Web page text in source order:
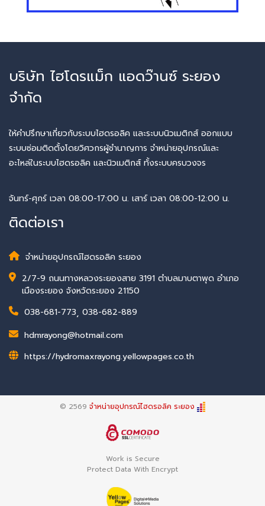
บริษัท ไฮโดรแม็ก แอดว๊านซ์ ระยอง
จำกัด
ให้คำปรึกษาเกี่ยวกับระบบไฮดรอลิค และระบบนิวเมติกส์ ออกแบบ
ระบบซ่อมติดตั้งโดยวิศวกรผู้ชำนาญการ จำหน่ายอุปกรณ์และ
อะไหล่ในระบบไฮดรอลิค และนิวเมติกส์​ ทั้งระบบครบวงจร
จันทร์-ศุกร์ เวลา 08:00-17:00 น. เสาร์ เวลา 08:00-12:00 น.
ติดต่อเรา
จำหน่ายอุปกรณ์ไฮดรอลิค ระยอง
2/7-9 ถนนทางหลวงระยองสาย 3191 ตำบลมาบตาพุด อำเภอ
เมืองระยอง จังหวัดระยอง 21150
038-681-773, 038-682-889
hdmrayong@hotmail.com
https://hydromaxrayong.yellowpages.co.th
© 2569 จำหน่ายอุปกรณ์ไฮดรอลิค ระยอง
Work is Secure
Protect Data With Encrypt